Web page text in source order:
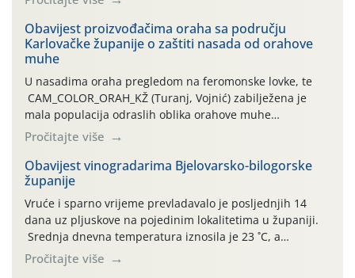
orahove muhe (Rhagoletis completa)! Već dvanaest dana
traje drugi ovogodišnji “toplinski udar”, koji naročito
izražen zadnja šest dana (31.7.-05.8.), jer najviše
temperature zraka svakodnevno […]
Obavijest proizvođačima oraha sa području
Karlovačke županije o zaštiti nasada od orahove
muhe
U nasadima oraha pregledom na feromonske lovke, te
CAM_COLOR_ORAH_KŽ (Turanj, Vojnić) zabilježena je
mala populacija odraslih oblika orahove muhe
(Rhagoletis completa). Niska brojnost može se objasniti
činjenicom da je riječ o mladim nasadima s vrlo malim
urodom, što je povezano i s manjim brojem prezimjelih
jedinki. U starijim nasadima, na žutim ljepljivim Rebell
pločama s […]
Pročitajte više
Obavijest vinogradarima Bjelovarsko-bilogorske
županije
Vruće i sparno vrijeme prevladavalo je posljednjih 14
dana uz pljuskove na pojedinim lokalitetima u županiji.
Srednja dnevna temperatura iznosila je 23 ˚C, a
maksimalne su posljednjih dana dosezale do 35 ˚C.
Simptome plamenjače vinove loze (Plasmoparas
Pročitajte više